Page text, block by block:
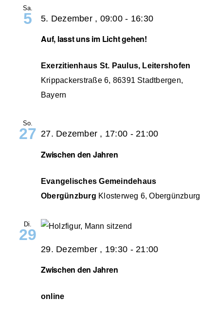
Sa.
5
Auf, lasst uns im Licht gehen!
5. Dezember , 09:00 - 16:30
Exerzitienhaus St. Paulus, Leitershofen
Krippackerstraße 6, 86391 Stadtbergen,
Bayern
So.
27
Zwischen den Jahren
27. Dezember , 17:00 -21:00
Evangelisches Gemeindehaus
Obergünzburg Klosterweg 6, Obergünzburg
Di.
29
Zwischen den Jahren
29. Dezember , 19:30 - 21:00
online